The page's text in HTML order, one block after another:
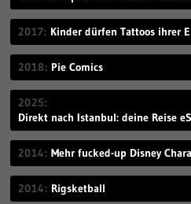
2017 Kinder dürfen Tattoos ihrer
2018 Pie Comics
2025
2014 Mehr fucked-up Disney
2014 Rigsketball